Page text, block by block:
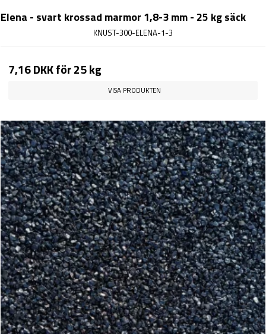
Elena - svart krossad marmor 1,8-3 mm - 25 kg säck
KNUST-300-ELENA-1-3
7,16 DKKför 25 kg
VISA PRODUKTEN